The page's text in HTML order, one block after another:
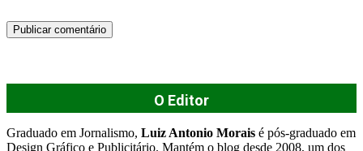
O Editor
Graduado em Jornalismo, Luiz Antonio Morais é pós-graduado em
Design Gráfico e Publicitário. Mantém o blog desde 2008, um dos